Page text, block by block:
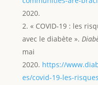
2020.
« COVID-19 : les
avec le diabète ».
mai
2020. https://
es/covid-19-les-